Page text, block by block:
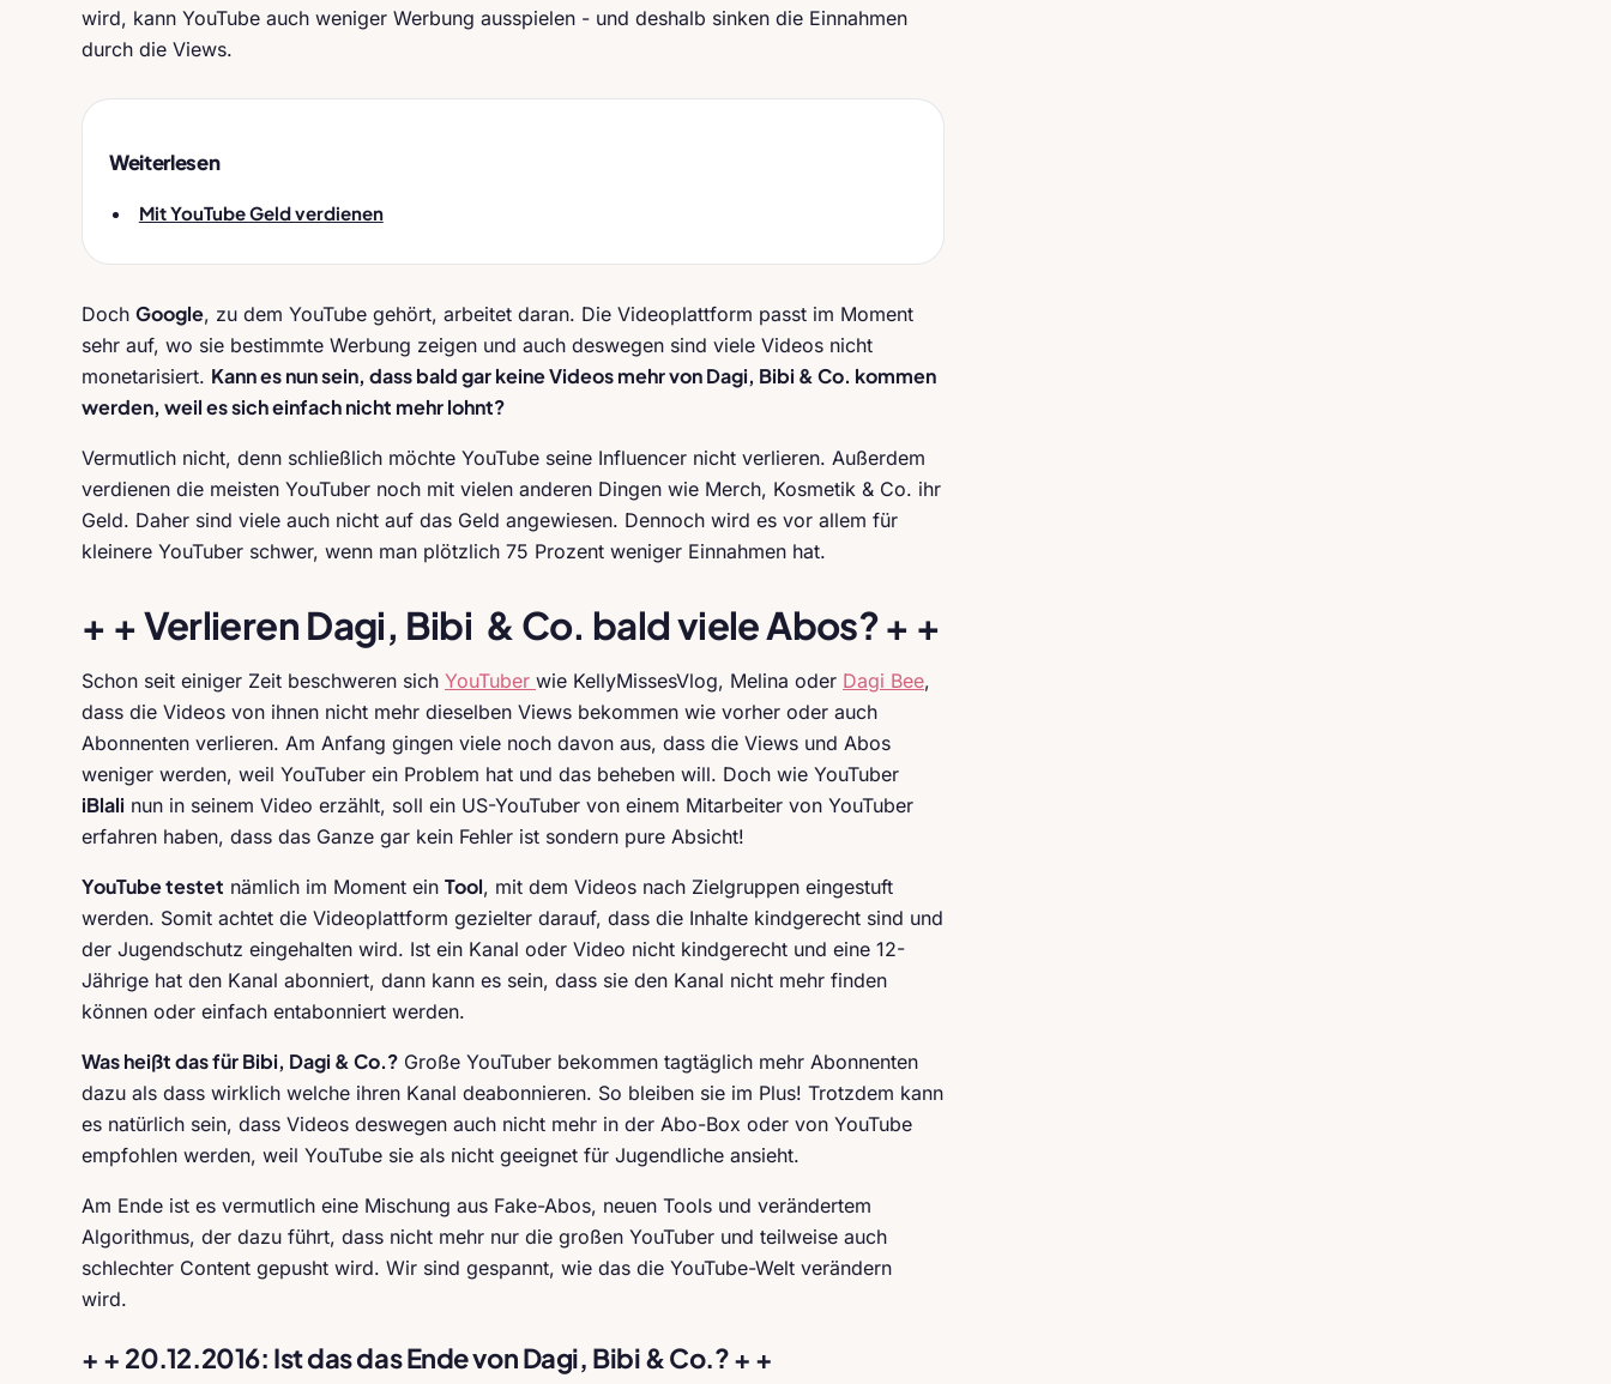
wird, kann YouTube auch weniger Werbung ausspielen - und deshalb sinken die Einnahmen
durch die Views.
Weiterlesen
Mit YouTube Geld verdienen
Doch Google, zu dem YouTube gehört, arbeitet daran. Die Videoplattform passt im Moment
sehr auf, wo sie bestimmte Werbung zeigen und auch deswegen sind viele Videos nicht
monetarisiert. Kann es nun sein, dass bald gar keine Videos mehr von Dagi, Bibi & Co. kommen
werden, weil es sich einfach nicht mehr lohnt?
Vermutlich nicht, denn schließlich möchte YouTube seine Influencer nicht verlieren. Außerdem
verdienen die meisten YouTuber noch mit vielen anderen Dingen wie Merch, Kosmetik & Co. ihr
Geld. Daher sind viele auch nicht auf das Geld angewiesen. Dennoch wird es vor allem für
kleinere YouTuber schwer, wenn man plötzlich 75 Prozent weniger Einnahmen hat.
+ + Verlieren Dagi, Bibi & Co. bald viele Abos? + +
Schon seit einiger Zeit beschweren sich YouTuber wie KellyMissesVlog, Melina oder Dagi Bee,
dass die Videos von ihnen nicht mehr dieselben Views bekommen wie vorher oder auch
Abonnenten verlieren. Am Anfang gingen viele noch davon aus, dass die Views und Abos
weniger werden, weil YouTuber ein Problem hat und das beheben will. Doch wie YouTuber
iBlali nun in seinem Video erzählt, soll ein US-YouTuber von einem Mitarbeiter von YouTuber
erfahren haben, dass das Ganze gar kein Fehler ist sondern pure Absicht!
YouTube testet nämlich im Moment ein Tool, mit dem Videos nach Zielgruppen eingestuft
werden. Somit achtet die Videoplattform gezielter darauf, dass die Inhalte kindgerecht sind und
der Jugendschutz eingehalten wird. Ist ein Kanal oder Video nicht kindgerecht und eine 12-
Jährige hat den Kanal abonniert, dann kann es sein, dass sie den Kanal nicht mehr finden
können oder einfach entabonniert werden.
Was heißt das für Bibi, Dagi & Co.? Große YouTuber bekommen tagtäglich mehr Abonnenten
dazu als dass wirklich welche ihren Kanal deabonnieren. So bleiben sie im Plus! Trotzdem kann
es natürlich sein, dass Videos deswegen auch nicht mehr in der Abo-Box oder von YouTube
empfohlen werden, weil YouTube sie als nicht geeignet für Jugendliche ansieht.
Am Ende ist es vermutlich eine Mischung aus Fake-Abos, neuen Tools und verändertem
Algorithmus, der dazu führt, dass nicht mehr nur die großen YouTuber und teilweise auch
schlechter Content gepusht wird. Wir sind gespannt, wie das die YouTube-Welt verändern
wird.
+ + 20.12.2016: Ist das das Ende von Dagi, Bibi & Co.? + +